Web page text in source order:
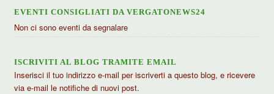
EVENTI CONSIGLIATI DA VERGATONEWS24
Non ci sono eventi da segnalare
ISCRIVITI AL BLOG TRAMITE EMAIL
Inserisci il tuo indirizzo e-mail per iscriverti a questo blog, e ricevere
via e-mail le notifiche di nuovi post.